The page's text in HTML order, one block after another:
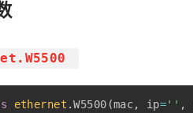
ethernet .W5500 (mac, ip='' ,